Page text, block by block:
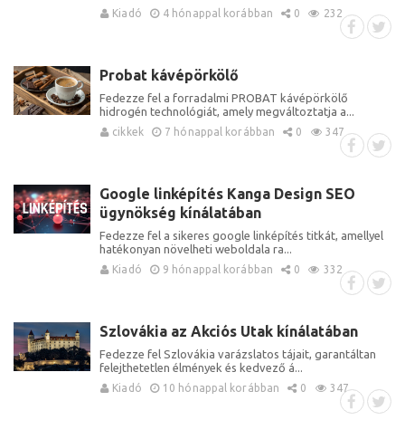
Kiadó 4 hónappal korábban 0 232
Probat kávépörkölő
Fedezze fel a forradalmi PROBAT kávépörkölő
hidrogén technológiát, amely megváltoztatja a...
cikkek 7 hónappal korábban 0 347
Google linképítés Kanga Design SEO
ügynökség kínálatában
Fedezze fel a sikeres google linképítés titkát, amellyel
hatékonyan növelheti weboldala ra...
Kiadó 9 hónappal korábban 0 332
Szlovákia az Akciós Utak kínálatában
Fedezze fel Szlovákia varázslatos tájait, garantáltan
felejthetetlen élmények és kedvező á...
Kiadó 10 hónappal korábban 0 347